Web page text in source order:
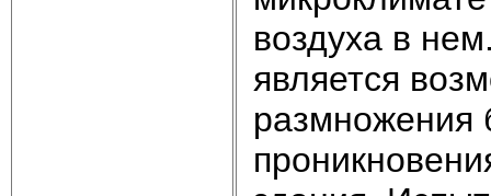
воздуха в
является
размножения